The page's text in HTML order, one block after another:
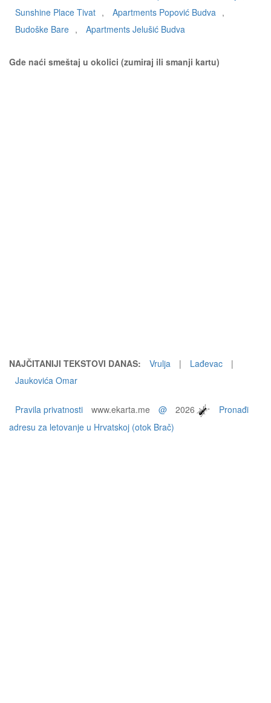
Sunshine Place Tivat , Apartments Popović Budva ,
Budoške Bare , Apartments Jelušić Budva
Gde naći smeštaj u okolici (zumiraj ili smanji kartu)
NAJČITANIJI TEKSTOVI DANAS: Vrulja | Lađevac
|
Jaukovića Omar
Pravila privatnosti www.ekarta.me @ 2026
Pronađi
adresu za letovanje u Hrvatskoj (otok Brač)